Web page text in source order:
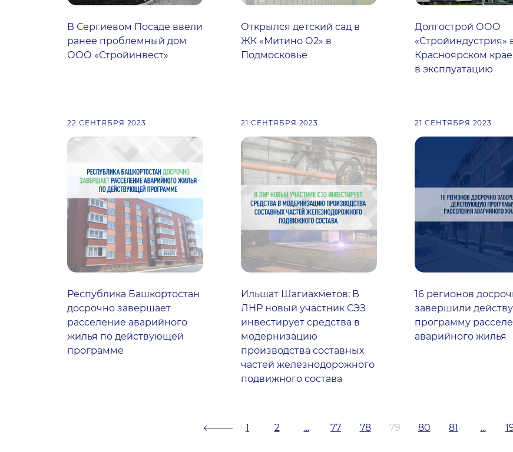
В Сергиевом Посаде ввели
ранее проблемный дом
ООО «Стройинвест»
Открылся детский сад в
ЖК «Митино О2» в
Подмосковье
Долгострой ООО
«Стройиндустрия»
Красноярском
в эксплуатацию
22 СЕНТЯБРЯ 2023
Республика Башкортостан
досрочно завершает
расселение аварийного
жилья по действующей
программе
21 СЕНТЯБРЯ 2023
Ильшат Шагиахметов: В
ЛНР новый участник СЭЗ
инвестирует средства в
модернизацию
производства составных
частей железнодорожного
подвижного состава
21 СЕНТЯБРЯ 2023
16 регионов
завершили
программу
аварийного жилья
1 2 ... 77 78 79 80 81 ...